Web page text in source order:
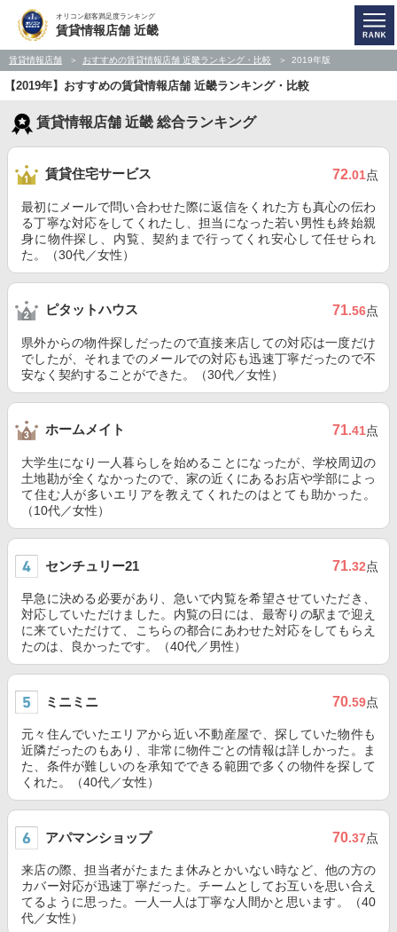
オリコン顧客満足度ランキング
賃貸情報店舗 近畿
賃貸情報店舗 おすすめの賃貸情報店舗 近畿ランキング・比較 2019年版
【2019年】おすすめの賃貸情報店舗 近畿ランキング・比較
賃貸情報店舗 近畿 総合ランキング
賃貸住宅サービス 72.01点
最初にメールで問い合わせた際に返信をくれた方も真心の伝わ
る丁寧な対応をしてくれたし、担当になった若い男性も終始親
身に物件探し、内覧、契約まで行ってくれ安心して任せられ
た。（30代／女性）
ピタットハウス 71.56点
県外からの物件探しだったので直接来店しての対応は一度だけ
でしたが、それまでのメールでの対応も迅速丁寧だったので不
安なく契約することができた。（30代／女性）
ホームメイト 71.41点
大学生になり一人暮らしを始めることになったが、学校周辺の
土地勘が全くなかったので、家の近くにあるお店や学部によっ
て住む人が多いエリアを教えてくれたのはとても助かった。
（10代／女性）
センチュリー21 71.32点
早急に決める必要があり、急いで内覧を希望させていただき、
対応していただけました。内覧の日には、最寄りの駅まで迎え
に来ていただけて、こちらの都合にあわせた対応をしてもらえ
たのは、良かったです。（40代／男性）
ミニミニ 70.59点
元々住んでいたエリアから近い不動産屋で、探していた物件も
近隣だったのもあり、非常に物件ごとの情報は詳しかった。ま
た、条件が難しいのを承知でできる範囲で多くの物件を探して
くれた。（40代／女性）
アパマンショップ 70.37点
来店の際、担当者がたまたま休みとかいない時など、他の方の
カバー対応が迅速丁寧だった。チームとしてお互いを思い合え
てるように思った。一人一人は丁寧な人間かと思います。（40
代／女性）